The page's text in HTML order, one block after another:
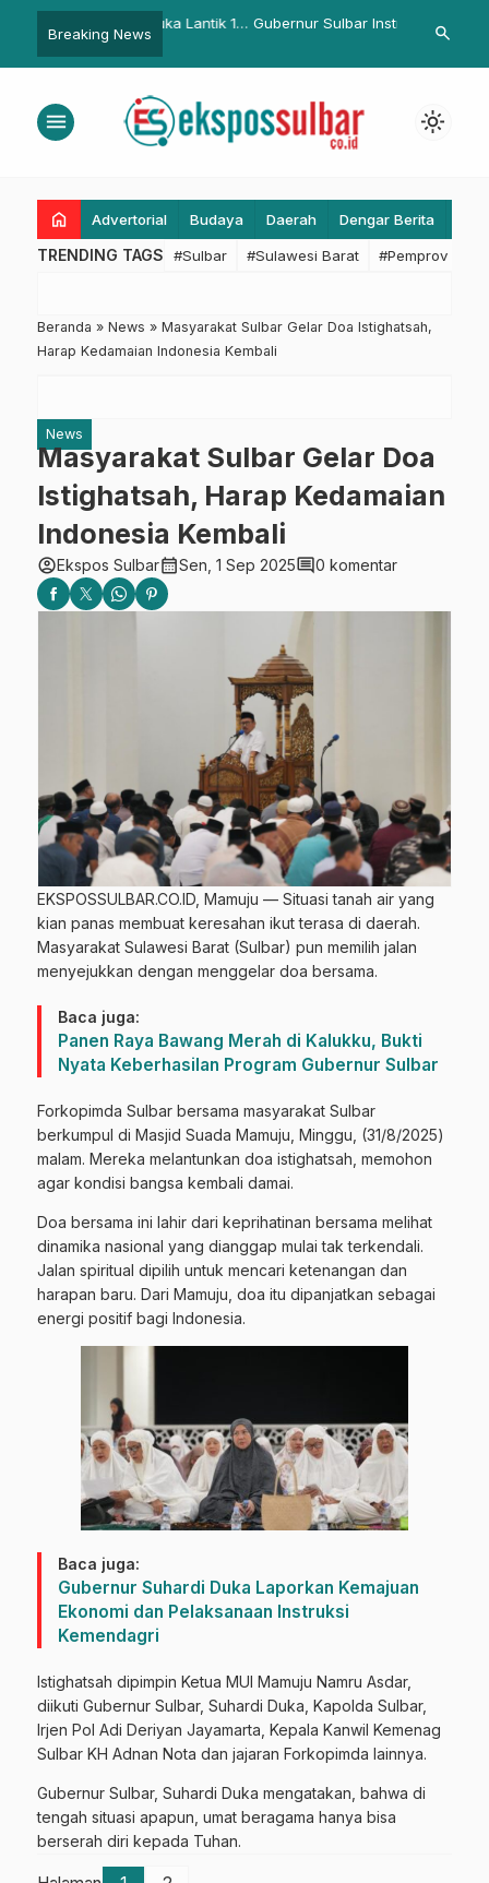
Breaking News
II, Dua Jabatan
Gubernur Sulbar Instruksikan
Pos Kamling
Penyuluhan
DLH Sulbar
search
menu light_mode
home Advertorial Budaya Daerah Dengar Berita
TRENDING TAGS #Sulbar #Sulawesi Barat #Pemprov
Beranda » News » Masyarakat Sulbar Gelar Doa Istighatsah,
Harap Kedamaian Indonesia Kembali
News
Masyarakat Sulbar Gelar Doa
Istighatsah, Harap Kedamaian
Indonesia Kembali
account_circleEkspos Sulbarcalendar_monthSen, 1 Sep 2025comment0 komentar
EKSPOSSULBAR.CO.ID, Mamuju — Situasi tanah air yang
kian panas membuat keresahan ikut terasa di daerah.
Masyarakat Sulawesi Barat (Sulbar) pun memilih jalan
menyejukkan dengan menggelar doa bersama.
Baca juga:
Panen Raya Bawang Merah di Kalukku, Bukti
Nyata Keberhasilan Program Gubernur Sulbar
Forkopimda Sulbar bersama masyarakat Sulbar
berkumpul di Masjid Suada Mamuju, Minggu, (31/8/2025)
malam. Mereka melantunkan doa istighatsah, memohon
agar kondisi bangsa kembali damai.
Doa bersama ini lahir dari keprihatinan bersama melihat
dinamika nasional yang dianggap mulai tak terkendali.
Jalan spiritual dipilih untuk mencari ketenangan dan
harapan baru. Dari Mamuju, doa itu dipanjatkan sebagai
energi positif bagi Indonesia.
Baca juga:
Gubernur Suhardi Duka Laporkan Kemajuan
Ekonomi dan Pelaksanaan Instruksi
Kemendagri
Istighatsah dipimpin Ketua MUI Mamuju Namru Asdar,
diikuti Gubernur Sulbar, Suhardi Duka, Kapolda Sulbar,
Irjen Pol Adi Deriyan Jayamarta, Kepala Kanwil Kemenag
Sulbar KH Adnan Nota dan jajaran Forkopimda lainnya.
Gubernur Sulbar, Suhardi Duka mengatakan, bahwa di
tengah situasi apapun, umat beragama hanya bisa
berserah diri kepada Tuhan.